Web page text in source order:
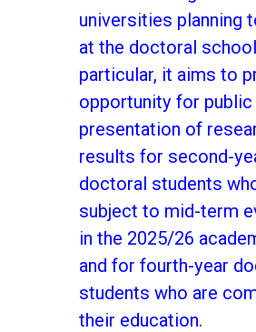
universities planning
at the doctoral
particular, it aims to
opportunity for public
presentation of
results for second-
doctoral students
subject to mid-term
in the 2025/26
and for fourth-year
students who are
their education.